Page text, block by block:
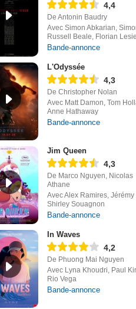
4,4
De Antonin Baudry
Avec Simon Abkarian,
Russell Beale, Florian
Bande-annonce
L'Odyssée
4,3
De Christopher Nolan
Avec Matt Damon, Tom
Anne Hathaway
Bande-annonce
Jim Queen
4,3
De Marco Nguyen, Nicolas
Athane
Avec Alex Ramires, Jérémy
Shirley Souagnon
Bande-annonce
In Waves
4,2
De Phuong Mai Nguyen
Avec Lyna Khoudri, Paul
Rio Vega
Bande-annonce